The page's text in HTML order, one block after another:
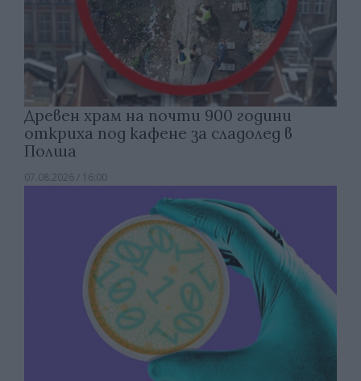
Древен храм на почти 900 години
откриха под кафене за сладолед в
Полша
07.08.2026 / 16:00